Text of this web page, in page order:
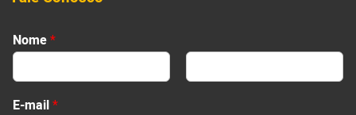
T
e
e
f
Nome*
First Last
E-mail*